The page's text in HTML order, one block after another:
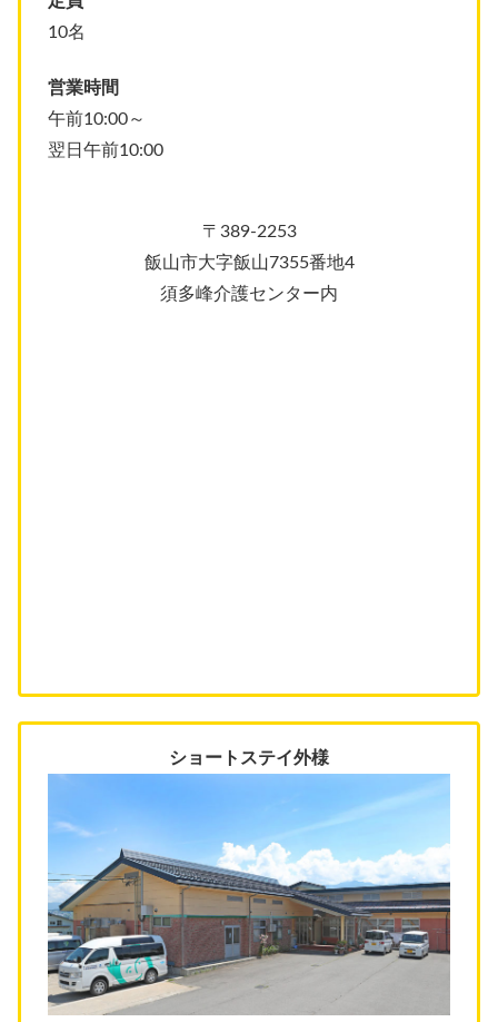
10名
営業時間
午前10:00～
翌日午前10:00
〒389-2253
飯山市大字飯山7355番地4
須多峰介護センター内
ショートステイ外様